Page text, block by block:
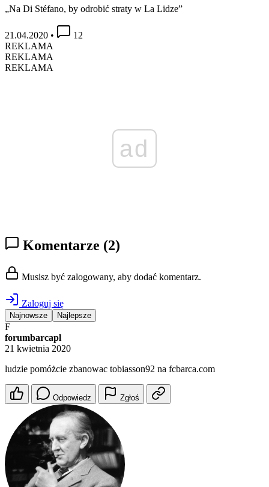
„Na Di Stéfano, by odrobić straty w La Lidze”
21.04.2020 •
12
REKLAMA
REKLAMA
REKLAMA
ad
Komentarze (2)
Musisz być zalogowany, aby dodać komentarz.
Zaloguj się
Najnowsze Najlepsze
F
forumbarcapl
21 kwietnia 2020
ludzie pomóżcie zbanowac tobiasson92 na fcbarca.com
Odpowiedz Zgłoś